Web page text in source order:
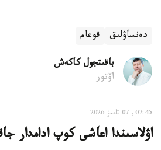
دەنساۋلىق قوعام
باقىتجول كاكەش
اۆتور
07:45, 07 تامىز 2026
اۋلاسىندا اعاشى كوپ ادامدار